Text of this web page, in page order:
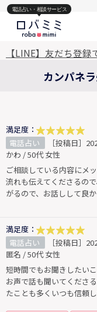
電話占い・相談サービス
【LINE】友だち登
カンパネ
満足度：
電話占い
［投稿日］
かわ / 50代 女性
ご相談している内容にメ
流れも伝えてくださるの
がるので、お話しして良か
満足度：
電話占い
［投稿日］
匿名 / 50代 女性
短時間でもお聞きしたい
お声で話も聞いてくださ
たことも多くいつも信頼